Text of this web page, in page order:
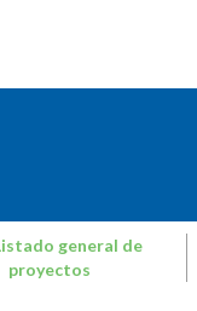
general de
proyectos